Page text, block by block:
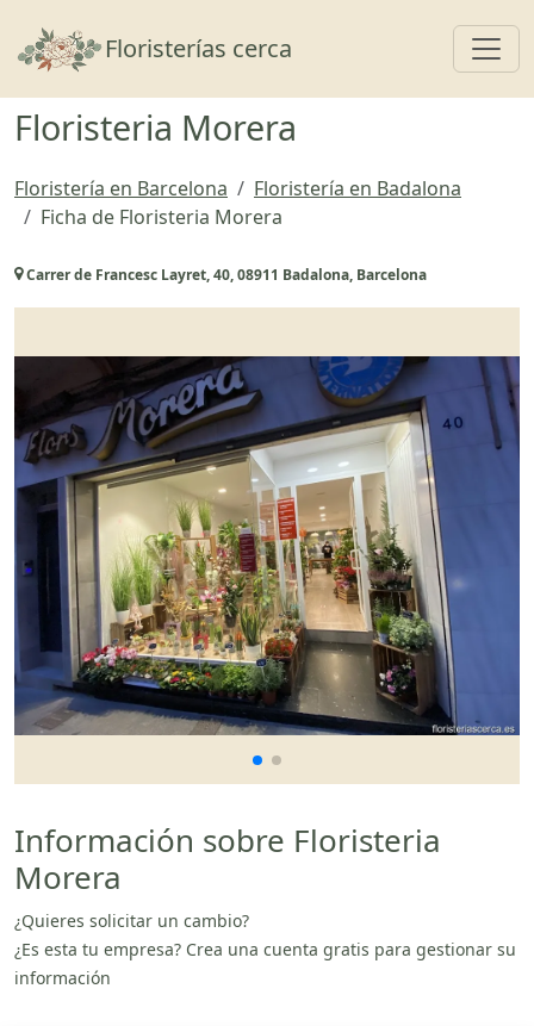
Floristerías cerca
Floristeria Morera
Floristería en Barcelona
Floristería en Badalona
Ficha de Floristeria Morera
Carrer de Francesc Layret, 40, 08911 Badalona, Barcelona
Información sobre Floristeria
Morera
¿Quieres solicitar un cambio?
¿Es esta tu empresa? Crea una cuenta gratis para gestionar su
información